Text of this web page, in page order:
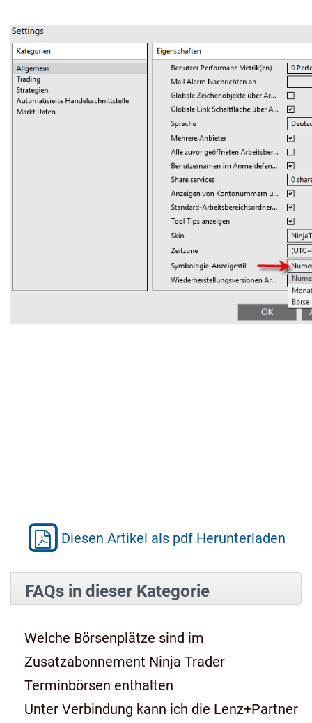
Diesen Artikel als pdf Herunterladen
FAQs in dieser Kategorie
Welche Börsenplätze sind im
Zusatzabonnement Ninja Trader
Terminbörsen enthalten
Unter Verbindung kann ich die Lenz+Partner